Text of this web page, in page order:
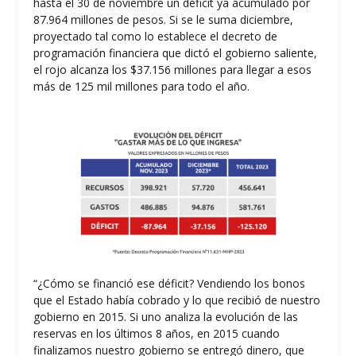
hasta el 30 de noviembre un déficit ya acumulado por
87.964 millones de pesos. Si se le suma diciembre,
proyectado tal como lo establece el decreto de
programación financiera que dictó el gobierno saliente,
el rojo alcanza los $37.156 millones para llegar a esos
más de 125 mil millones para todo el año.
“¿Cómo se financió ese déficit? Vendiendo los bonos
que el Estado había cobrado y lo que recibió de nuestro
gobierno en 2015. Si uno analiza la evolución de las
reservas en los últimos 8 años, en 2015 cuando
finalizamos nuestro gobierno se entregó dinero, que